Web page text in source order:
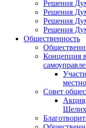
Решения
Решения
Решения
Решения
Общественность
Концепция
Совет